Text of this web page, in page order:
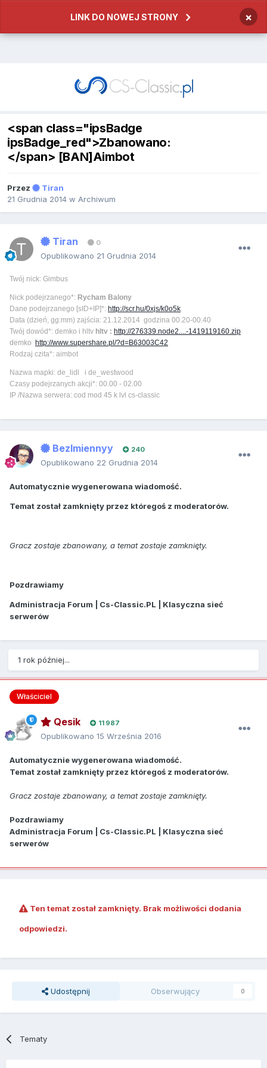
LINK DO NOWEJ STRONY ×
<span class="ipsBadge
ipsBadge_red">Zbanowano:
</span> [BAN]Aimbot
Przez
Tiran
21 Grudnia 2014 w Archiwum
Tiran 0
Opublikowano 21 Grudnia 2014
Twój nick: Gimbus
Nick podejrzanego*: Rycham Balony
Dane podejrzanego [sID+IP]*: http://scr.hu/0xjs/k0o5k
Data (dzień, gg:mm) zajścia: 21.12.2014 godzina 00.20-00.40
Twój dowód*: demko i hltv hltv : http://276339.node2....-1419119160.zip
demko
http://www.supershare.pl/?d=B63003C42
Rodzaj czita*: aimbot
Nazwa mapki: de_lidl i de_westwood
Czasy podejrzanych akcji*: 00.00 - 02.00
IP /Nazwa serwera: cod mod 45 k lvl cs-classic
BezImiennyy 240
Opublikowano 22 Grudnia 2014
Automatycznie wygenerowana wiadomość.
Temat został zamknięty przez któregoś z moderatorów.
Gracz zostaje zbanowany, a temat zostaje zamknięty.
Pozdrawiamy
Administracja Forum | Cs-Classic.PL | Klasyczna sieć
serwerów
1 rok później...
Właściciel
Qesik 11 987
Opublikowano 15 Września 2016
Automatycznie wygenerowana wiadomość.
Temat został zamknięty przez któregoś z moderatorów.
Gracz zostaje zbanowany, a temat zostaje zamknięty.
Pozdrawiamy
Administracja Forum | Cs-Classic.PL | Klasyczna sieć
serwerów
Ten temat został zamknięty. Brak możliwości dodania
odpowiedzi.
Udostępnij Obserwujący 0
Tematy